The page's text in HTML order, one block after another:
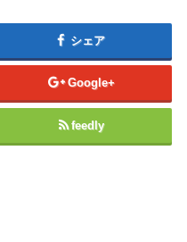
シェア
Google+
feedly